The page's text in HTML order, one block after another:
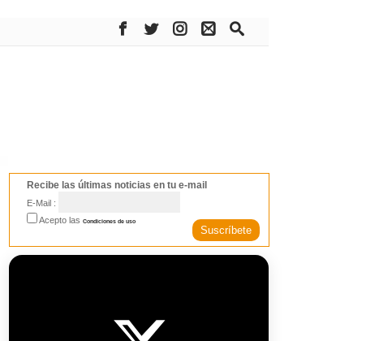
Recibe las últimas noticias en tu e-mail
E-Mail :
Acepto las Condiciones de uso